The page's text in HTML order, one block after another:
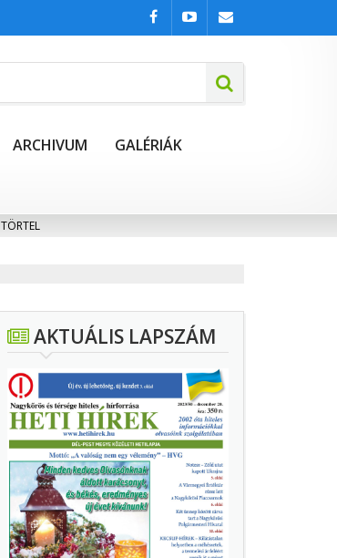
ARCHIVUM GALÉRIÁK
TÖRTEL
AKTUÁLIS LAPSZÁM